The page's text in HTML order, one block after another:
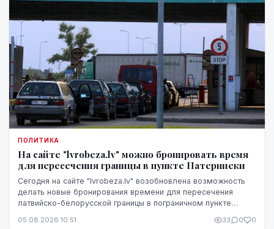
ПОЛИТИКА
На сайте "lvrobeza.lv" можно бронировать время
для пересечения границы в пункте Патерниеки
Сегодня на сайте "lvrobeza.lv" возобновлена возможность
делать новые бронирования времени для пересечения
латвийско-белорусской границы в пограничном пункте
05.08.2026 10:51 33 0 0